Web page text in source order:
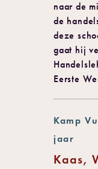
naar de
de
deze
gaat hij
Eerste
Kamp
jaar
Kaas,